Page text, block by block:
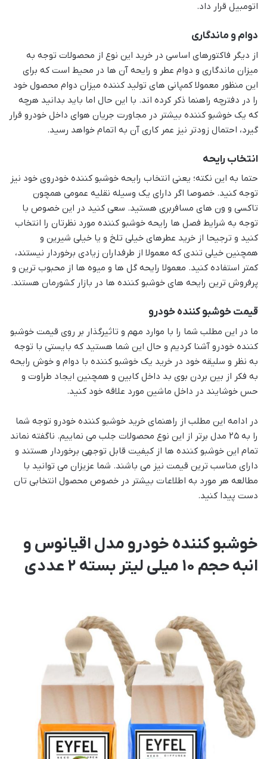
اتومبیل قرار داد.
دوام و ماندگاری
از دیگر فاکتورهای اساسی در خرید این نوع از محصولات توجه به
میزان ماندگاری و دوام عطر و رایحه آن ها در محیط است که برای
این منظور معمولا کمپانی های تولید کننده میزان دوام محصول خود
را در دفترچه راهنما ذکر کرده اند. با این حال اما باید بدانید هرچه
که یک خوشبو کننده بیشتر در مجاورت جریان هوای داخل خودرو قرار
گیرد، احتمال زودتر نیز عمر کاری آن به اتمام خواهد رسید.
انتخاب رایحه
حتما به این نکته؛ یعنی انتخاب رایحه خوشبو کننده خودروی خود نیز
توجه کنید. خصوصا اگر دارای یک وسیله نقلیه عمومی همچون
تاکسی و ون های مسافربری هستید. سعی کنید در این خصوص با
توجه به شرایط فصل ها رایحه خوشبو کننده مورد نظرتان را انتخاب
کنید و ترجیحا از خرید عطرهای خیلی تلخ و یا خیلی شیرین و
همچنین خیلی تندی که معمولا از طرفداران زیادی برخوردار نیستند،
کمتر استفاده کنید. معمولا رایحه گل ها و میوه ها از محبوب ترین و
پرفروش ترین رایحه های خوشبو کننده ها در بازار کشورمان هستند.
قیمت خوشبو کننده خودرو
ما در این مطلب شما را با موارد مهم و تاثیرگذار بر روی قیمت خوشبو
کننده خودرو آشنا کردیم و حال این شما هستید که بایستی با توجه
به نظر و سلیقه خود در خرید یک خوشبو کننده با دوام و خوش رایحه
به فکر از بین بردن بوی بد داخل کابین و همچنین ایجاد طراوت و
حس خوشایند در داخل ماشین مورد علاقه خود کنید.
در ادامه این مطلب از راهنمای خرید خوشبو کننده خودرو توجه شما
را به ۲۵ مدل برتر از این نوع محصولات جلب می نماییم. ناگفته نماند
تمام این خوشبو کننده ها از کیفیت قابل توجهی برخوردار هستند و
دارای مناسب ترین قیمت نیز می باشند. شما عزیزان می توانید با
مطالعه هر مورد به اطلاعات بیشتر در خصوص محصول انتخابی تان
دست پیدا کنید.
خوشبو کننده خودرو مدل اقیانوس و
انبه حجم 10 میلی لیتر بسته 2 عددی